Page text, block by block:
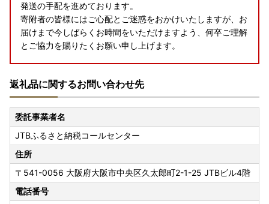
発送の手配を進めております。
寄附者の皆様にはご心配とご迷惑をおかけいたしますが、お
届けまで今しばらくお時間をいただけますよう、何卒ご理解
とご協力を賜りたくお願い申し上げます。
【箱根町】箱ぴたふるさと宿泊補助券 ご希望の箱根の宿を
見つけてお泊りください～
【箱根町】箱ぴたふるさと宿泊補助券（20,000円分）
【箱根町】箱ぴたふるさと宿泊補助券（30,000円分）
『総務省告示改正により、10月以降のご寄付分から宿泊ク
ーポンにご利用枚数制限のかかる施設が一部ございます。
詳細は各お礼の品のサイトをご確認ください。
返礼品に関するお問い合わせ先
委託事業者名
JTBふるさと納税コールセンター
住所
〒541-0056 大阪府大阪市中央区久太郎町2-1-25 JTBビル4階
電話番号